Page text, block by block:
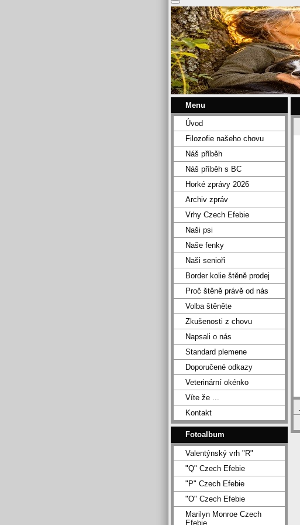
Menu
Úvod
Filozofie našeho chovu
Náš příběh
Náš příběh s BC
Horké zprávy 2026
Archiv zpráv
Vrhy Czech Efebie
Naši psi
Naše fenky
Naši senioři
Border kolie štěně prodej
Proč štěně právě od nás
Volba štěněte
Zkušenosti z chovu
Napsali o nás
Standard plemene
Doporučené odkazy
Veterinární okénko
Víte že ...
Kontakt
Fotoalbum
Valentýnský vrh "R"
"Q" Czech Efebie
"P" Czech Efebie
"O" Czech Efebie
Marilyn Monroe Czech
Efebie